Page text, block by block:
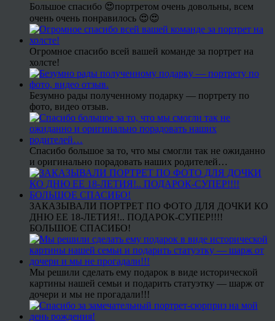
Большое спасибо 😍портретом очень довольны, всем
очень очень понравилось 😍😍
Огромное спасибо всей вашей команде за портрет на
холсте!
Безумно рады полученному подарку — портрету по
фото, видео отзыв.
Спасибо большое за то, что мы смогли так не ожиданно
и оригинально порадовать наших родителей…
ЗАКАЗЫВАЛИ ПОРТРЕТ ПО ФОТО ДЛЯ ДОЧКИ КО
ДНЮ ЕЕ 18-ЛЕТИЯ!.. ПОДАРОК-СУПЕР!!!!
БОЛЬШОЕ СПАСИБО!
Мы решили сделать ему подарок в виде исторической
картины нашей семьи и подарить статуэтку — шарж от
дочери и мы не прогадали!!!